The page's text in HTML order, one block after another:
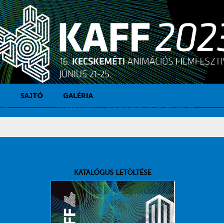
SAJTÓ
SAJTÓKAPCSOLAT
GALÉRIA
KATALÓGUS LETÖLTÉSE